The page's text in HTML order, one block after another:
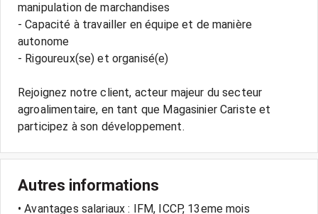
manipulation de marchandises
- Capacité à travailler en équipe et de manière
autonome
- Rigoureux(se) et organisé(e)
Rejoignez notre client, acteur majeur du secteur
agroalimentaire, en tant que Magasinier Cariste et
Autres informations
• Avantages salariaux : IFM, ICCP, 13eme mois